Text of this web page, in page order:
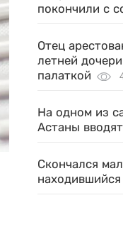
покончили с
Отец
летней
палаткой
На одном из
Астаны
Скончался